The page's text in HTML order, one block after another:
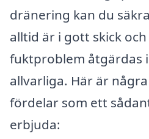
dränering kan du
alltid är i gott skick
fuktproblem åtgärdas
allvarliga. Här är
fördelar som ett
erbjuda: